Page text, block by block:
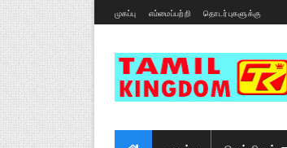
முகப்பு எம்மைப்பற்றி தொடர்புகளுக்கு